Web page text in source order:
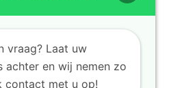
voorbehouden.
vraag? Laat uw
achter en wij nemen zo
contact met u op!